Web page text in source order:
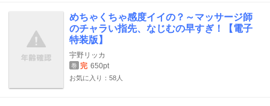
めちゃくちゃ感度イイの？～マッサージ師
のチャラい指先、なじむの早すぎ！【電子
特装版】
宇野リッカ
巻 完 650pt
お気に入り：58人